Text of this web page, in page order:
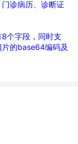
诊病历、诊断证
个字段，同时支
的base64编码及